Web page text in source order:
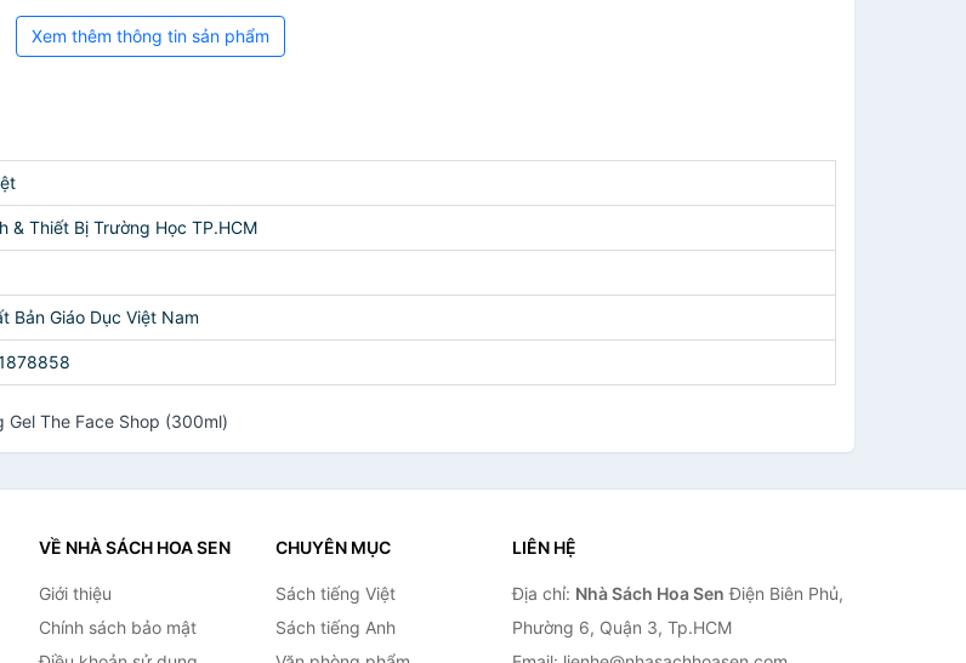
Xem thêm thông tin sản phẩm
& Thiết Bị Trường Học TP.HCM
Bản Giáo Dục Việt Nam
Gel The Face Shop (300ml)
VỀ NHÀ SÁCH HOA SEN
Giới thiệu
Chính sách bảo mật
CHUYÊN MỤC
Sách tiếng Việt
Sách tiếng Anh
LIÊN HỆ
Địa chỉ: Nhà Sách Hoa Sen Điện Biên Phủ,
Phường 6, Quận 3, Tp.HCM